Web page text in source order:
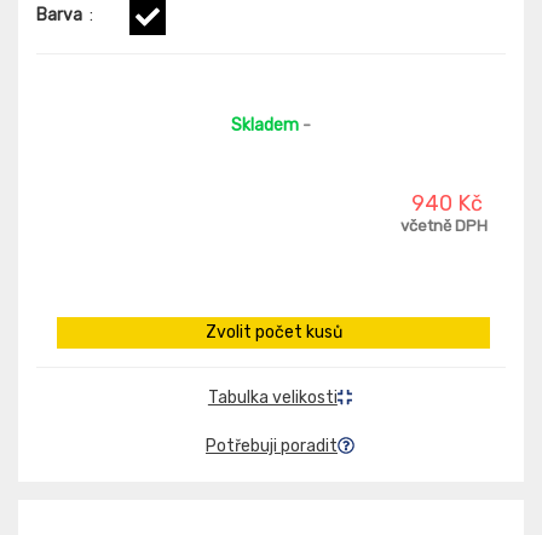
Barva :
Skladem -
940 Kč
včetně DPH
Zvolit počet kusů
Tabulka velikosti
Potřebuji poradit